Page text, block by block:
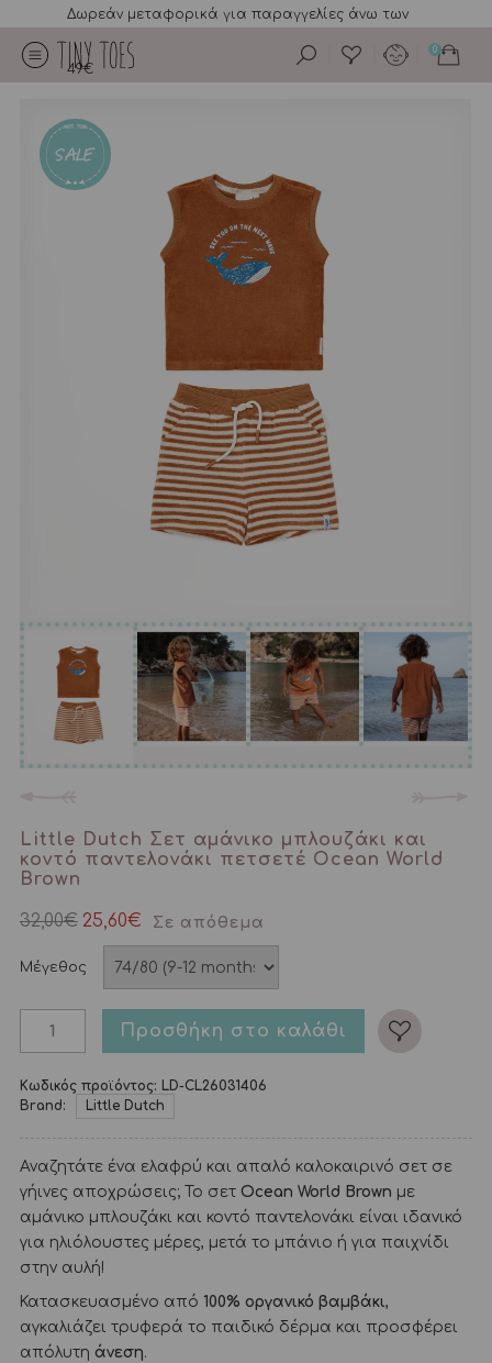
Δωρεάν μεταφορικά για παραγγελίες άνω των
49€
0
Little Dutch Σετ αμάνικο μπλουζάκι και
κοντό παντελονάκι πετσετέ Ocean World
Brown
32,00€ 25,60€ Σε απόθεμα
Μέγεθος
Προσθήκη στο καλάθι
Κωδικός προϊόντος: LD-CL26031406
Brand:
Little Dutch
Αναζητάτε ένα ελαφρύ και απαλό καλοκαιρινό σετ σε
γήινες αποχρώσεις; Το σετ Ocean World Brown με
αμάνικο μπλουζάκι και κοντό παντελονάκι είναι ιδανικό
για ηλιόλουστες μέρες, μετά το μπάνιο ή για παιχνίδι
στην αυλή!
Κατασκευασμένο από 100% οργανικό βαμβάκι,
αγκαλιάζει τρυφερά το παιδικό δέρμα και προσφέρει
απόλυτη άνεση.